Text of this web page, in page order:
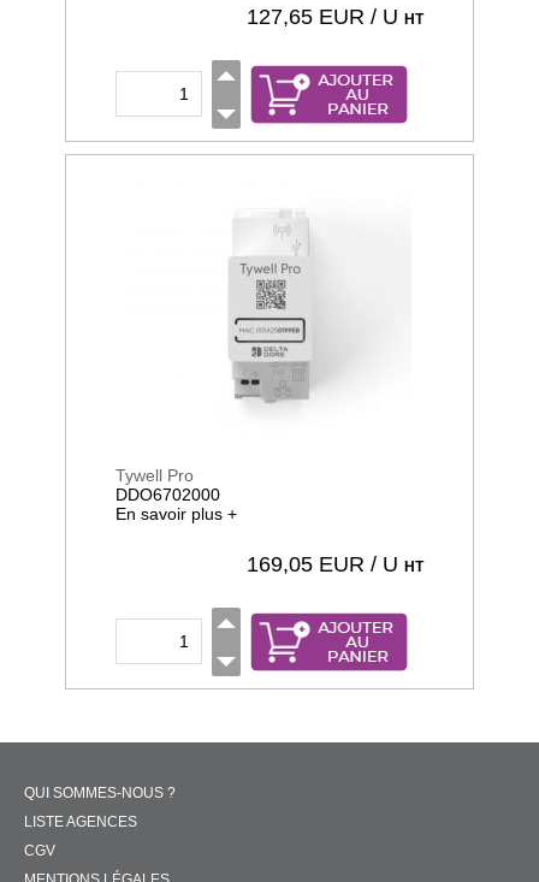
127,65 EUR / U HT
Tywell Pro
DDO6702000
En savoir plus +
169,05 EUR / U HT
QUI SOMMES-NOUS ?
LISTE AGENCES
CGV